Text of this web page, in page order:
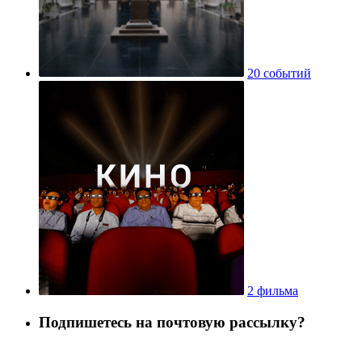
20 событий
2 фильма
Подпишетесь на почтовую рассылку?